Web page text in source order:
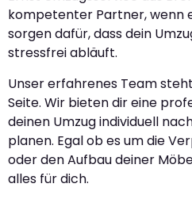
kompetenter Partner, wenn
sorgen dafür, dass dein
stressfrei abläuft.
Unser erfahrenes Team
Seite. Wir bieten dir eine
deinen Umzug individuell
planen. Egal ob es um die
oder den Aufbau deiner
alles für dich.